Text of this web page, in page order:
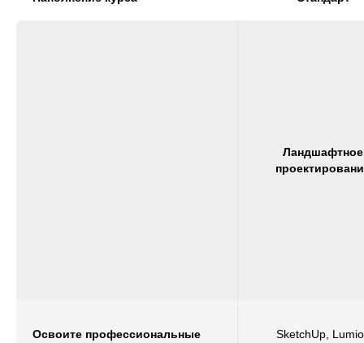
Ландшафтное
Освоите профессиональные
SketchUp,